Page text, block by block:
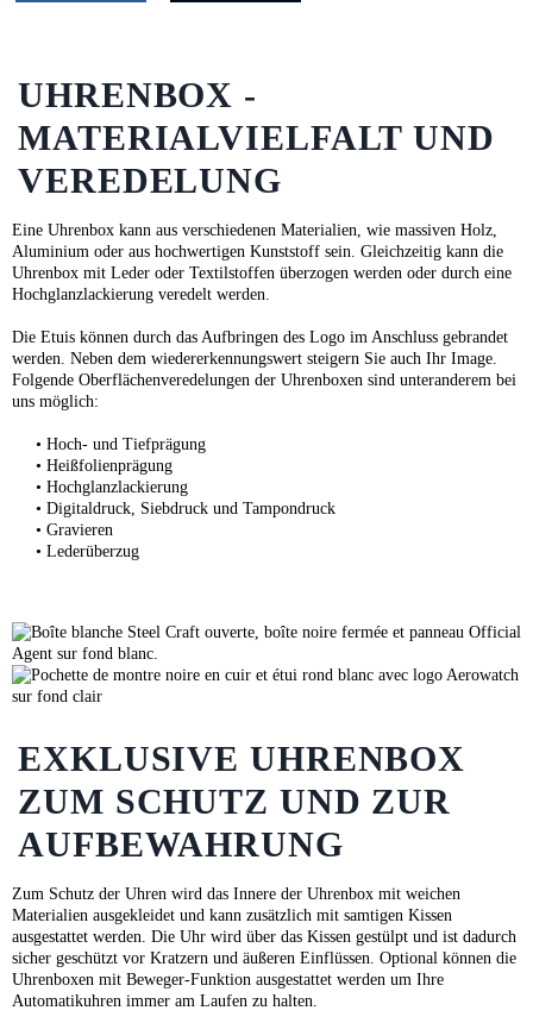
UHRENBOX -
MATERIALVIELFALT UND
VEREDELUNG
Eine Uhrenbox kann aus verschiedenen Materialien, wie massiven Holz,
Aluminium oder aus hochwertigen Kunststoff sein. Gleichzeitig kann die
Uhrenbox mit Leder oder Textilstoffen überzogen werden oder durch eine
Hochglanzlackierung veredelt werden.
Die Etuis können durch das Aufbringen des Logo im Anschluss gebrandet
werden. Neben dem wiedererkennungswert steigern Sie auch Ihr Image.
Folgende Oberflächenveredelungen der Uhrenboxen sind unteranderem bei
uns möglich:
• Hoch- und Tiefprägung
• Heißfolienprägung
• Hochglanzlackierung
• Digitaldruck, Siebdruck und Tampondruck
• Gravieren
• Lederüberzug
EXKLUSIVE UHRENBOX
ZUM SCHUTZ UND ZUR
AUFBEWAHRUNG
Zum Schutz der Uhren wird das Innere der Uhrenbox mit weichen
Materialien ausgekleidet und kann zusätzlich mit samtigen Kissen
ausgestattet werden. Die Uhr wird über das Kissen gestülpt und ist dadurch
sicher geschützt vor Kratzern und äußeren Einflüssen. Optional können die
Uhrenboxen mit Beweger-Funktion ausgestattet werden um Ihre
Automatikuhren immer am Laufen zu halten.